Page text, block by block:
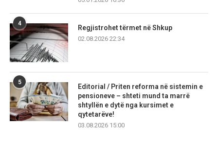
4
Regjistrohet tërmet në Shkup
02.08.2026 22:34
5
Editorial / Priten reforma në sistemin e
pensioneve – shteti mund ta marrë
shtyllën e dytë nga kursimet e
qytetarëve!
03.08.2026 15:00